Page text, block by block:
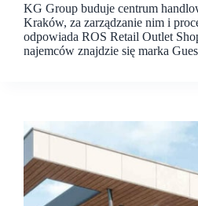
KG Group buduje centrum
Kraków, za zarządzanie nim i
odpowiada ROS Retail Outlet
najemców znajdzie się marka